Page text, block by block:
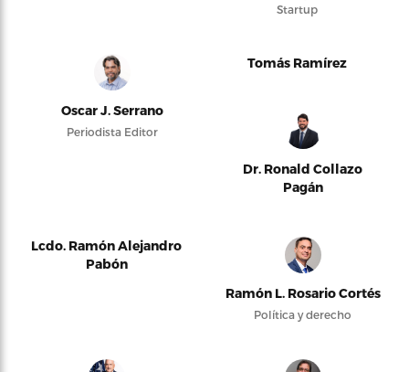
Startup
Oscar J. Serrano
Periodista Editor
Tomás Ramírez
Dr. Ronald Collazo
Pagán
Lcdo. Ramón Alejandro
Pabón
Ramón L. Rosario Cortés
Política y derecho